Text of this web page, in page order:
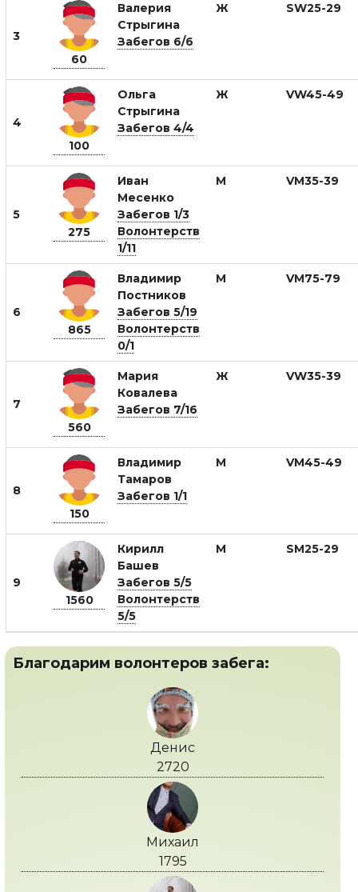
3
60
Валерия
Стрыгина
Забегов 6/6
Ж SW25-29
4
100
Ольга
Стрыгина
Забегов 4/4
Ж VW45-49
5
275
Иван
Месенко
Забегов 1/3
Волонтерств
1/11
М VM35-39
6
865
Владимир
Постников
Забегов 5/19
Волонтерств
0/1
М VM75-79
7
560
Мария
Ковалева
Забегов 7/16
Ж VW35-39
8
150
Владимир
Тамаров
Забегов 1/1
М VM45-49
9
1560
Кирилл
Башев
Забегов 5/5
Волонтерств
5/5
М SM25-29
Благодарим волонтеров забега:
Денис
2720
Михаил
1795